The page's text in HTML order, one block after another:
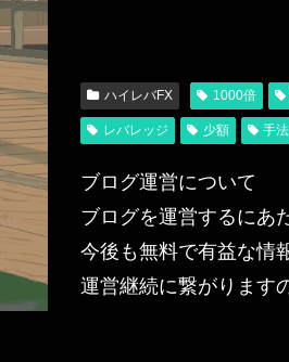
ハイレバFX 1000倍
レバレッジ 少額 手法
ブログ運営について
ブログを運営するにあ
今後も無料で有益な情
運営継続に繋がります